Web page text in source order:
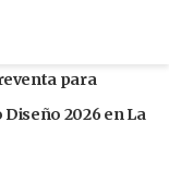
para
Diseño 2026 en La